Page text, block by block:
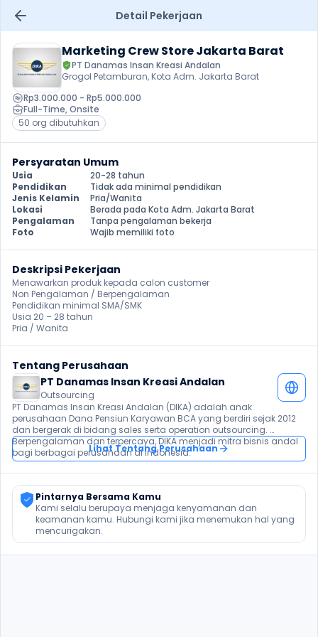
Detail Pekerjaan
Marketing Crew Store Jakarta Barat
PT Danamas Insan Kreasi Andalan
Grogol Petamburan, Kota Adm. Jakarta Barat
Rp3.000.000 - Rp5.000.000
Full-Time, Onsite
50 org dibutuhkan
Persyaratan Umum
Usia
20-28 tahun
Pendidikan
Tidak ada minimal pendidikan
Jenis Kelamin
Pria/Wanita
Lokasi
Berada pada Kota Adm. Jakarta Barat
Pengalaman
Tanpa pengalaman bekerja
Foto
Wajib memiliki foto
Deskripsi Pekerjaan
Menawarkan produk kepada calon customer
Non Pengalaman / Berpengalaman
Pendidikan minimal SMA/SMK
Usia 20 – 28 tahun
Pria / Wanita
Tentang Perusahaan
PT Danamas Insan Kreasi Andalan
Outsourcing
PT Danamas Insan Kreasi Andalan (DIKA) adalah anak
perusahaan Dana Pensiun Karyawan BCA yang berdiri sejak 2012
dan bergerak di bidang sales serta operation outsourcing.
Berpengalaman dan terpercaya, DIKA menjadi mitra bisnis andal
bagi berbagai perusahaan di Indonesia.
Lihat Tentang Perusahaan
Pintarnya Bersama Kamu
Kami selalu berupaya menjaga kenyamanan dan
keamanan kamu. Hubungi kami jika menemukan hal yang
mencurigakan.